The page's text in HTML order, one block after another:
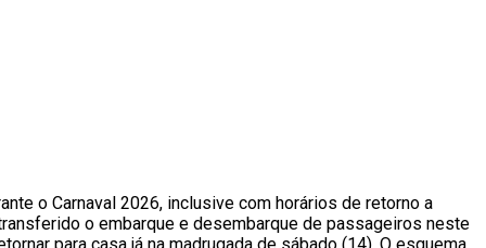
o Carnaval 2026, inclusive com horários de retorno a
o embarque e desembarque de passageiros neste